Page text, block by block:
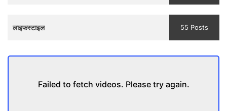
लाइफस्टाइल 55 Posts
Failed to fetch videos. Please try again.